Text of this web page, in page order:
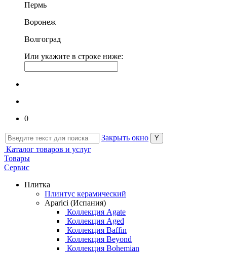
Пермь
Воронеж
Волгоград
Или укажите в строке ниже:
0
Закрыть окно
Каталог товаров и услуг
Товары
Сервис
Плитка
Плинтус керамический
Aparici (Испания)
Коллекция Agate
Коллекция Aged
Коллекция Baffin
Коллекция Beyond
Коллекция Bohemian